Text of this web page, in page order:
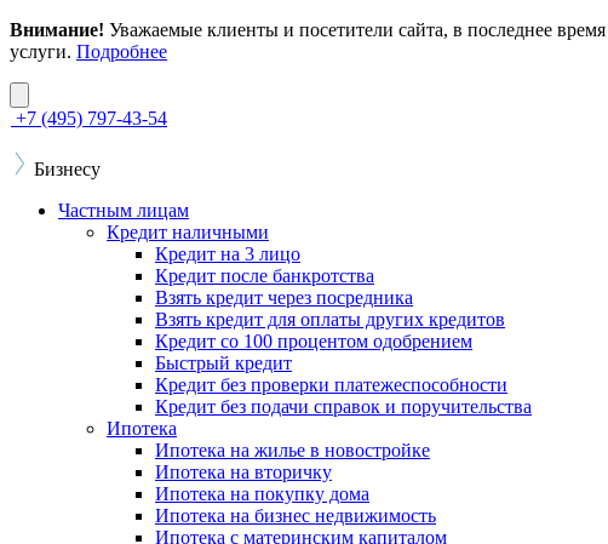
Внимание! Уважаемые клиенты и посетители сайта, в последнее
услуги. Подробнее
+7 (495) 797-43-54
Бизнесу
Частным лицам
Кредит наличными
Кредит на 3 лицо
Кредит после банкротства
Взять кредит через посредника
Взять кредит для оплаты других кредитов
Кредит со 100 процентом одобрением
Быстрый кредит
Кредит без проверки платежеспособности
Кредит без подачи справок и поручительства
Ипотека
Ипотека на жилье в новостройке
Ипотека на вторичку
Ипотека на покупку дома
Ипотека на бизнес недвижимость
Ипотека с материнским капиталом